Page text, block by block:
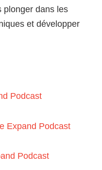
plonger dans les
et développer